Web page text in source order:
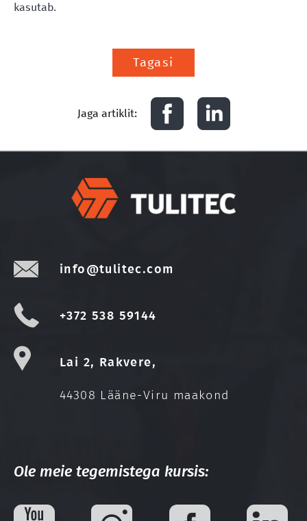
kasutab.
Tagasi
Jaga artiklit:
info@tulitec.com
+372 538 59144
Lai 2, Rakvere,
44308 Lääne-Viru maakond
Ole meie tegemistega kursis: